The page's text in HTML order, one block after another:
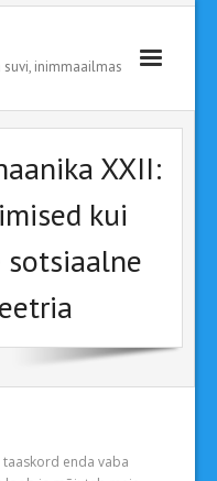
inimmaailmas
XXII:
kui
enda vaba